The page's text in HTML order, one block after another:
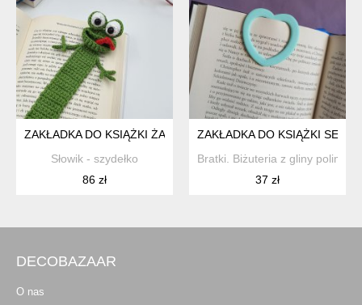
ZAKŁADKA DO KSIĄŻKI ŻABA
Słowik - szydełko
86 zł
ZAKŁADKA DO KSIĄŻKI SERCE
Bratki. Biżuteria z gliny
37 zł
DECOBAZAAR
O nas